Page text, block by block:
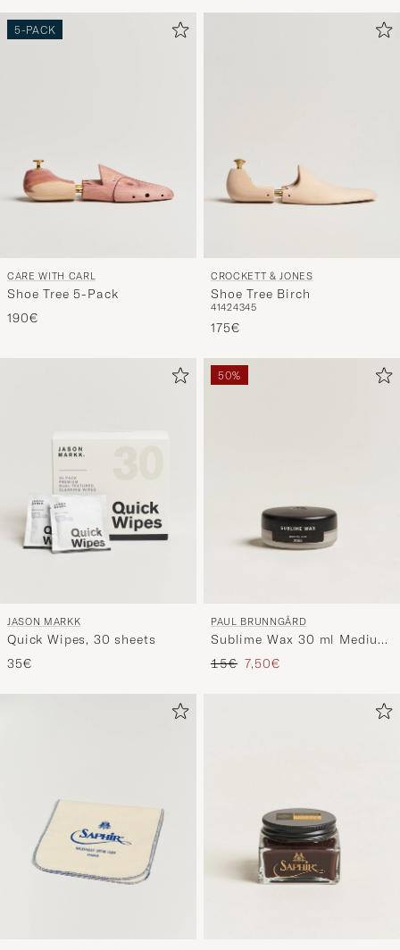
5-PACK
CARE WITH CARL
Shoe Tree 5-Pack
190€
CROCKETT & JONES
Shoe Tree Birch
41424345
175€
JASON MARKK
Quick Wipes, 30 sheets
35€
50%
PAUL BRUNNGÅRD
Sublime Wax 30 ml Medium
Brown
Precio ordinario
15€ Precio reducido
7,50€